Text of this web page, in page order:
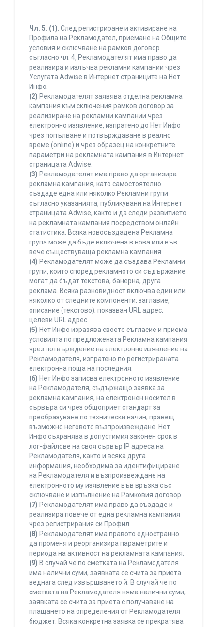
Чл. 5. (1). След регистриране и активиране на
Профила на Рекламодател, приемане на Общите
условия и сключване на рамков договор
съгласно чл. 4, Рекламодателят има право да
реализира и излъчва рекламни кампании чрез
Услугата Adwise в Интернет страниците на Нет
Инфо.
(2) Рекламодателят заявява отделна рекламна
кампания към сключения рамков договор за
реализиране на рекламни кампании чрез
електронно изявление, изпратено до Нет Инфо
чрез попълване и потвърждаване в реално
време (online) и чрез образец на конкретните
параметри на рекламната кампания в Интернет
страницата Adwise.
(3) Рекламодателят има право да организира
рекламна кампания, като самостоятелно
създаде една или няколко Рекламни групи
съгласно указанията, публикувани на Интернет
страницата Adwise, както и да следи развитието
на рекламната кампания посредством онлайн
статистика. Всяка новосъздадена Рекламна
група може да бъде включена в нова или във
вече съществуваща рекламна кампания.
(4) Рекламодателят може да създава Рекламни
групи, които според рекламното си съдържание
могат да бъдат текстова, банерна, друга
реклама. Всяка разновидност включва един или
няколко от следните компоненти: заглавие,
описание (текстово), показван URL адрес,
целеви URL адрес.
(5) Нет Инфо изразява своето съгласие и приема
условията по предложената Рекламна кампания
чрез потвърждение на електронно изявление на
Рекламодателя, изпратено по регистрираната
електронна поща на последния.
(6) Нет Инфо записва електронното изявление
на Рекламодателя, съдържащо заявка за
рекламна кампания, на електронен носител в
сървъра си чрез общоприет стандарт за
преобразуване по технически начин, правещ
възможно неговото възпроизвеждане. Нет
Инфо съхранява в допустимия законен срок в
лог-файлове на своя сървър IP адреса на
Рекламодателя, както и всяка друга
информация, необходима за идентифициране
на Рекламодателя и възпроизвеждане на
електронното му изявление във връзка със
сключване и изпълнение на Рамковия договор.
(7) Рекламодателят има право да създаде и
реализира повече от една рекламна кампания
чрез регистрирания си Профил.
(8) Рекламодателят има правото едностранно
да променя и реорганизира параметрите и
периода на активност на рекламната кампания.
(9) В случай че по сметката на Рекламодателя
има налични суми, заявката се счита за приета
веднага след извършването й. В случай че по
сметката на Рекламодателя няма налични суми,
заявката се счита за приета с получаване на
плащането на определения от Рекламодателя
бюджет. Всяка конкретна заявка се прекратява